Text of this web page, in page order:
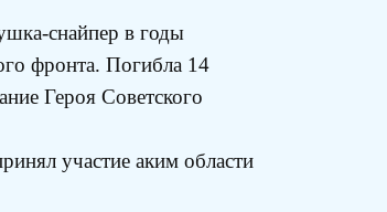
снайпер в годы
фронта. Погибла 14
Героя Советского
участие аким области